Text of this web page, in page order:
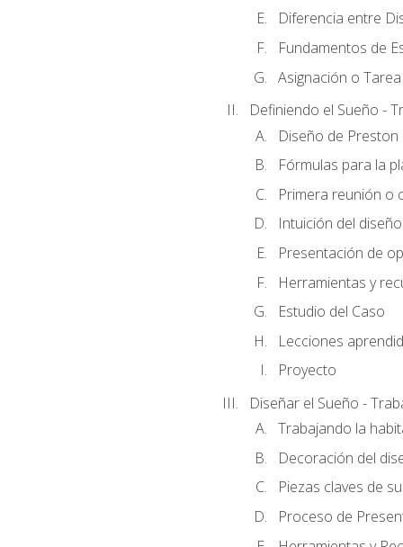
Diferencia entre
Fundamentos de
Asignación o
Definiendo el Sueño -
Diseño de Preston
Fórmulas para la
Primera reunión o
Intuición del
Presentación de
Herramientas y
Estudio del Caso
Lecciones
Proyecto
Diseñar el Sueño -
Trabajando la
Decoración del
Piezas claves de
Proceso de